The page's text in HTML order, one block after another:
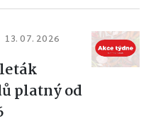
13. 07. 2026
platný od